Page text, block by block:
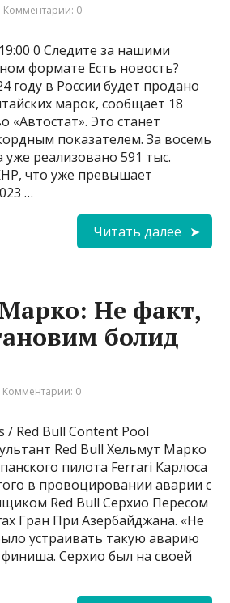
Комментарии: 0
0 Следите за нашими
формате Есть новость?
году в России будет продано
марок, сообщает 18
«Автостат». Это станет
показателем. За восемь
уже реализовано 591 тыс.
что уже превышает
…
Читать далее
Не факт,
болид
Комментарии: 0
/ Red Bull Content Pool
Red Bull Хельмут Марко
пилота Ferrari Карлоса
в провоцировании аварии с
Red Bull Серхио Пересом
Гран При Азербайджана. «Не
устраивать такую аварию
финиша. Серхио был на своей